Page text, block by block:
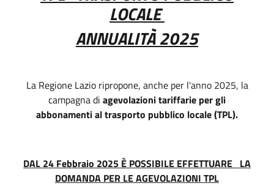
LOCALE
ANNUALITÀ 2025
La Regione Lazio ripropone, anche per l'anno 2025, la
campagna di agevolazioni tariffarie per gli
abbonamenti al trasporto pubblico locale (TPL).
DAL 24 Febbraio 2025 È POSSIBILE EFFETTUARE LA
DOMANDA PER LE AGEVOLAZIONI TPL